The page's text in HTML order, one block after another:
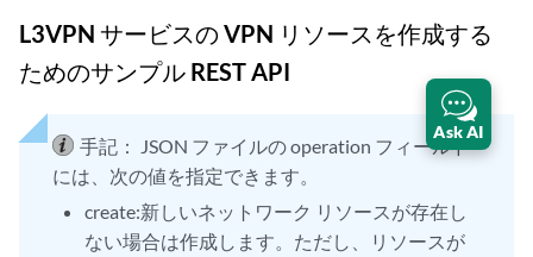
		{
			"name": "Create vpn resources Step 2.1",
			"request": {
				"auth": {
					"type": "basic",
					"basic": [
						{
							"key": "password",
							"value": "{{Password}}",
"name": "e57ce4ee-9ef7-4e3c-a15d-66ab16d8f247",
                "pe": [
                    {
                            {
"ce": "ce1", #this is CE device
"name": "ge-0/0/3", #this is the PE
                                "speed": "100000",
                                "type": "ethernet"
L3VPN サービスの VPN リソースを作成する
ためのサンプル REST API
手記：
JSON ファイルの operation フィールド
には、次の値を指定できます。
create:新しいネットワーク リソースが存在し
ない場合は作成します。ただし、リソースが
Ask AI